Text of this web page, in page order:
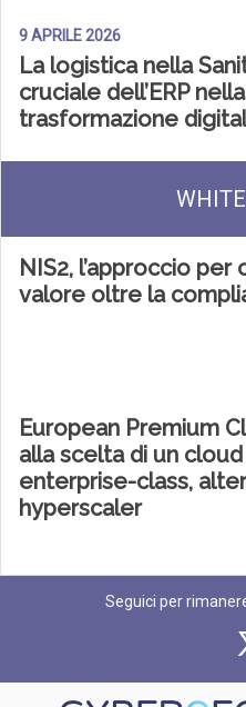
9 APRILE 2026
La logistica nella
cruciale dell’ERP nella
trasformazione
NIS2, l’approccio per
valore oltre la
European Premium
alla scelta di un
enterprise-class,
hyperscaler
Seguici per